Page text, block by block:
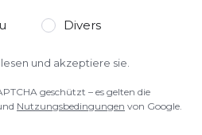
Divers
und akzeptiere sie.
geschützt – es gelten die
Nutzungsbedingungen von Google.